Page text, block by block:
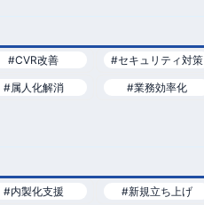
#CVR改善 #セキュリティ対策
#属人化解消 #業務効率化
#内製化支援 #新規立ち上げ